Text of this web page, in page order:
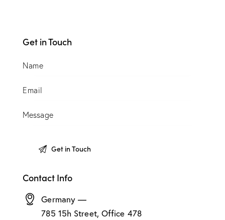
Get in Touch
Contact Info
Germany —
785 15h Street, Office 478